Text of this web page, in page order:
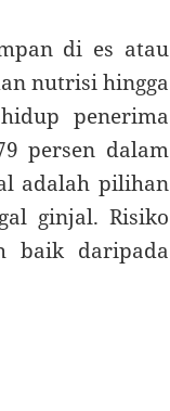
di es atau
nutrisi hingga
penerima
persen dalam
adalah pilihan
ginjal. Risiko
baik daripada